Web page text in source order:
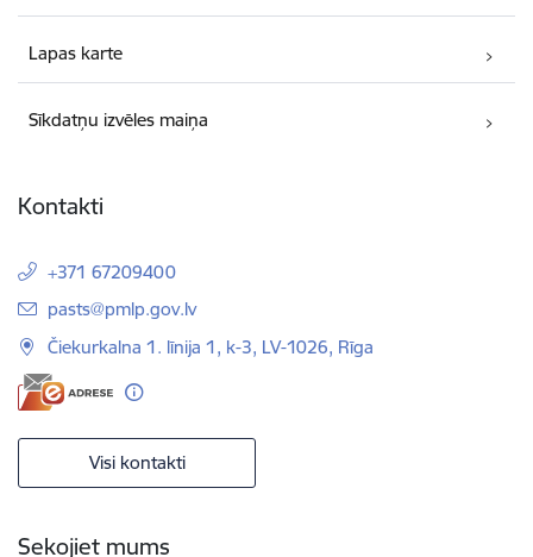
Lapas karte
Sīkdatņu izvēles maiņa
Kontakti
+371 67209400
E-pasts:
pasts@pmlp.gov.lv
Čiekurkalna 1. līnija 1, k-3, LV-1026, Rīga
Visi kontakti
Sekojiet mums